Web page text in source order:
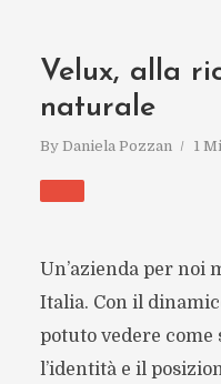
Velux, alla
naturale
By Daniela Pozzan 1
Un’azienda per noi
Italia. Con il
potuto vedere come
l’identità e il